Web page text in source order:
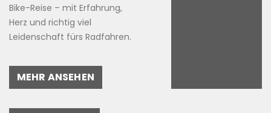
Bike-Reise – mit Erfahrung,
Herz und richtig viel
Leidenschaft fürs Radfahren.
MEHR ANSEHEN